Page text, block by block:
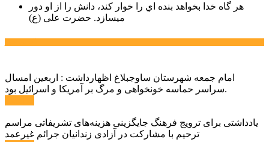
هر گاه خدا بخواهد بنده اي را خوار كند، دانش را از او دور
میسازد. حضرت علی (ع)
امام جمعه شهرستان ساوجبلاغ اظهارداشت : اربعین امسال
سراسر حماسه خونخواهی و مرگ بر آمریکا و اسرائیل بود.
یادداشتی برای ترویج فرهنگ جایگزینی هزینه‌های تشریفاتی مراسم
ترحیم با مشارکت در آزادی زندانیان جرائم غیرعمد